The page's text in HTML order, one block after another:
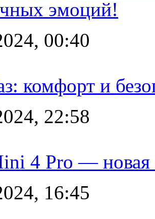
эмоций!
00:40
комфорт и
22:58
4 Pro — новая
16:45